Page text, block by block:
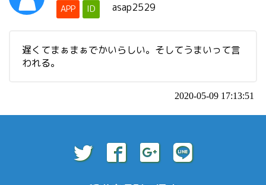
APP ID asap2529
遅くてまぁまぁでかいらしい。そしてうまいって言
われる。
2020-05-09 17:13:51